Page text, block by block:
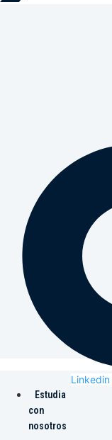
Linkedin
Estudia
con
nosotros